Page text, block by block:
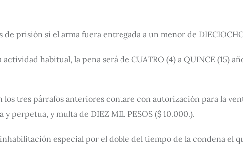
de prisión si el arma fuera entregada a un menor de
habitual, la pena será de CUATRO (4) a QUINCE (15)
tres párrafos anteriores contare con autorización para la
perpetua, y multa de DIEZ MIL PESOS ($ 10.000.).
especial por el doble del tiempo de la condena el